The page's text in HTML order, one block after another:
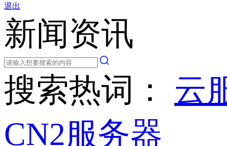
退出
新闻资讯
搜索热词： 云
CN2服务器